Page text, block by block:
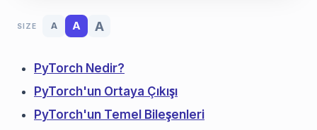
SIZE A A A
PyTorch Nedir?
PyTorch'un Ortaya Çıkışı
PyTorch'un Temel Bileşenleri